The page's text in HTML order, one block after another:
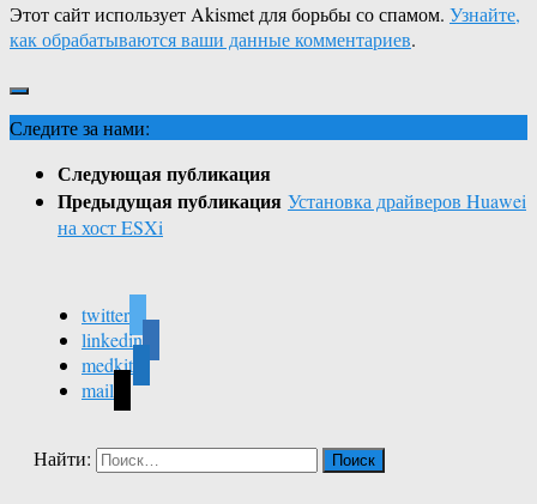
Этот сайт использует Akismet для борьбы со спамом. Узнайте,
как обрабатываются ваши данные комментариев.
Следите за нами:
Следующая публикация
Предыдущая публикация Установка драйверов Huawei
на хост ESXi
twitter
linkedin
medkit
mail
Найти: